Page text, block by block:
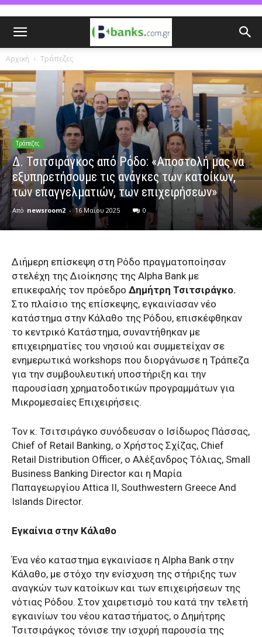
Αρχική Τράπεζες
Τράπεζες
Δ. Τσιτσιράγκος από Ρόδο: «Αποστολή μας να
εξυπηρετήσουμε τις ανάγκες των κατοίκων,
των επαγγελματιών, των επιχειρήσεων»
Από newsroom2 - 16 Μαΐου 2025 0
Διήμερη επίσκεψη στη Ρόδο πραγματοποίησαν
στελέχη της Διοίκησης της Alpha Bank με
επικεφαλής τον πρόεδρο Δημήτρη Τσιτσιράγκο.
Στο πλαίσιο της επίσκεψης, εγκαινίασαν νέο
κατάστημα στην Κάλαθο της Ρόδου, επισκέφθηκαν
το κεντρικό Κατάστημα, συναντήθηκαν με
επιχειρηματίες του νησιού και συμμετείχαν σε
ενημερωτικά workshops που διοργάνωσε η Τράπεζα
για την συμβουλευτική υποστήριξη και την
παρουσίαση χρηματοδοτικών προγραμμάτων για
Μικρομεσαίες Επιχειρήσεις.
Τον κ. Τσιτσιράγκο συνόδευσαν ο Ισίδωρος Πάσσας,
Chief of Retail Banking, ο Χρήστος Σχίζας, Chief
Retail Distribution Officer, ο Αλέξανδρος Τόλιας, Small
Business Banking Director και η Μαρία
Παπαγεωργίου Αttica ΙΙ, Southwestern Greece And
Islands Director.
Εγκαίνια στην Κάλαθο
Ένα νέο καταστημα εγκαινίασε η Alpha Bank στην
Κάλαθο, με στόχο την ενίσχυση της στήριξης των
αναγκών των κατοίκων και των επιχειρήσεων της
νότιας Ρόδου. Στον χαιρετισμό του κατά την τελετή
εγκαινίων του νέου καταστήματος, ο Δημήτρης
Τσιτσιράγκος τόνισε την ισχυρή παρουσία της